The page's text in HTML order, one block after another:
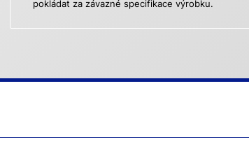
pokládat za závazné specifikace výrobku.